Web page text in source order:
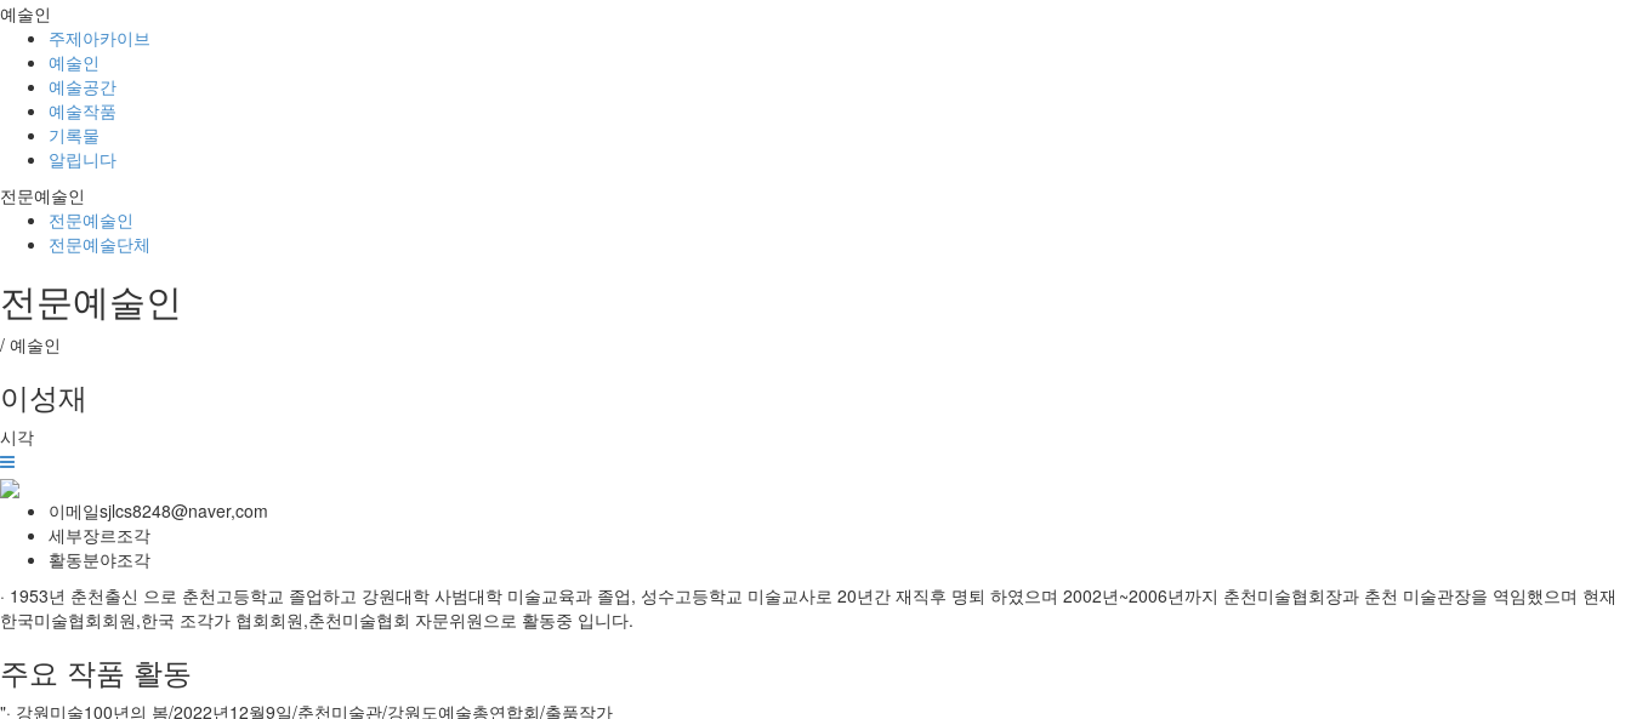
예술인
주제아카이브
예술인
예술공간
예술작품
기록물
알립니다
전문예술인
전문예술인
전문예술단체
전문예술인
/ 예술인
이성재
시각
이메일sjlcs8248@naver,com
세부장르조각
활동분야조각
· 1953년 춘천출신 으로 춘천고등학교 졸업하고 강원대학 사범대학 미술교육과 졸업, 성수고등학교 미술교사로 20년간 재직후 명퇴 하였으며 2002년~2006년까지 춘천미술협회장과 춘천 미술관장을 역임했으며 현재
한국미술협회회원,한국 조각가 협회회원,춘천미술협회 자문위원으로 활동중 입니다.
주요 작품 활동
"· 강원미술100년의 봄/2022년12월9일/춘천미술관/강원도예술총연합회/출품작가